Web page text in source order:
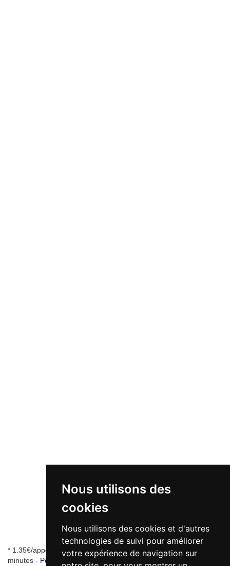
Nous utilisons des
cookies
Nous utilisons des cookies et d'autres
technologies de suivi pour améliorer
votre expérience de navigation sur
* 1.35€/appel + 0.34€/min - numéro de mise en relation valable 5
minutes - Pourquoi ce numéro ?